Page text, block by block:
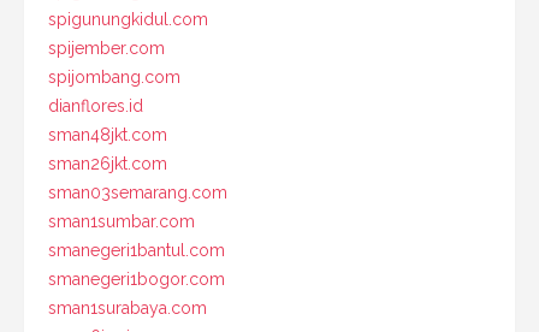
spigunungkidul.com
spijember.com
spijombang.com
dianflores.id
sman48jkt.com
sman26jkt.com
sman03semarang.com
sman1sumbar.com
smanegeri1bantul.com
smanegeri1bogor.com
sman1surabaya.com